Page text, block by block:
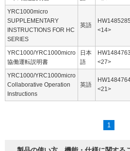
YRC1000micro
SUPPLEMENTARY
INSTRUCTIONS FOR HC
SERIES
英語
HW1485285
<14>
YRC1000/YRC1000micro
協働運転説明書
日本
語
HW1484763
<27>
YRC1000/YRC1000micro
Collaborative Operation
Instructions
英語
<21>
1